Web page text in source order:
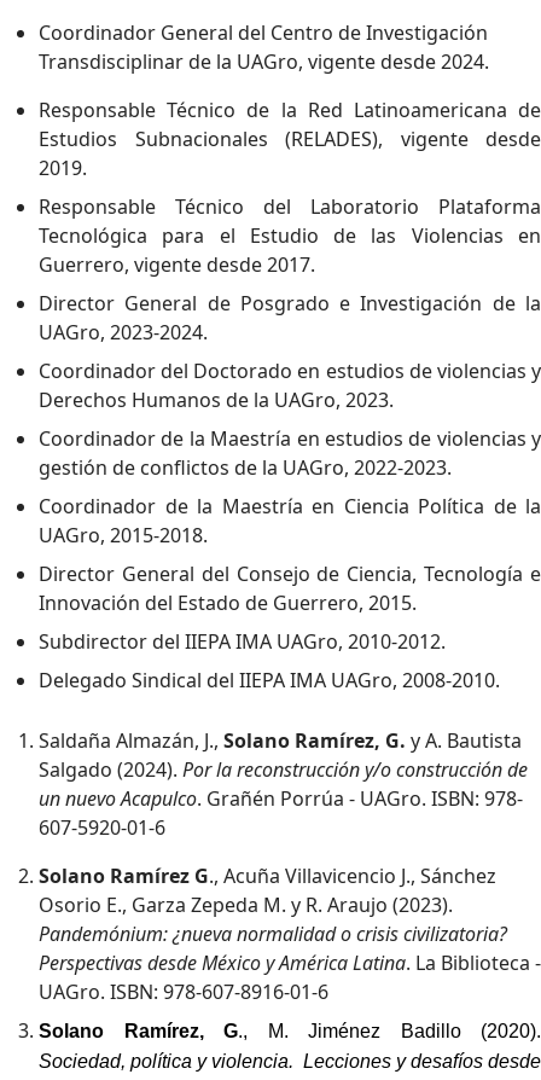
Coordinador General del Centro de Investigación
Transdisciplinar de la UAGro, vigente desde 2024.
Responsable Técnico de la Red Latinoamericana de
Estudios Subnacionales (RELADES), vigente desde
2019.
Responsable Técnico del Laboratorio Plataforma
Tecnológica para el Estudio de las Violencias en
Guerrero, vigente desde 2017.
Director General de Posgrado e Investigación de la
UAGro, 2023-2024.
Coordinador del Doctorado en estudios de violencias y
Derechos Humanos de la UAGro, 2023.
Coordinador de la Maestría en estudios de violencias y
gestión de conflictos de la UAGro, 2022-2023.
Coordinador de la Maestría en Ciencia Política de la
UAGro, 2015-2018.
Director General del Consejo de Ciencia, Tecnología e
Innovación del Estado de Guerrero, 2015.
Subdirector del IIEPA IMA UAGro, 2010-2012.
Delegado Sindical del IIEPA IMA UAGro, 2008-2010.
Saldaña Almazán, J., Solano Ramírez, G. y A. Bautista
Salgado (2024). Por la reconstrucción y/o construcción de
un nuevo Acapulco. Grañén Porrúa - UAGro. ISBN: 978-
607-5920-01-6
Solano Ramírez G., Acuña Villavicencio J., Sánchez
Osorio E., Garza Zepeda M. y R. Araujo (2023).
Pandemónium: ¿nueva normalidad o crisis civilizatoria?
Perspectivas desde México y América Latina. La Biblioteca -
UAGro. ISBN: 978-607-8916-01-6
Solano Ramírez, G., M. Jiménez Badillo (2020).
Sociedad, política y violencia. Lecciones y desafíos desde